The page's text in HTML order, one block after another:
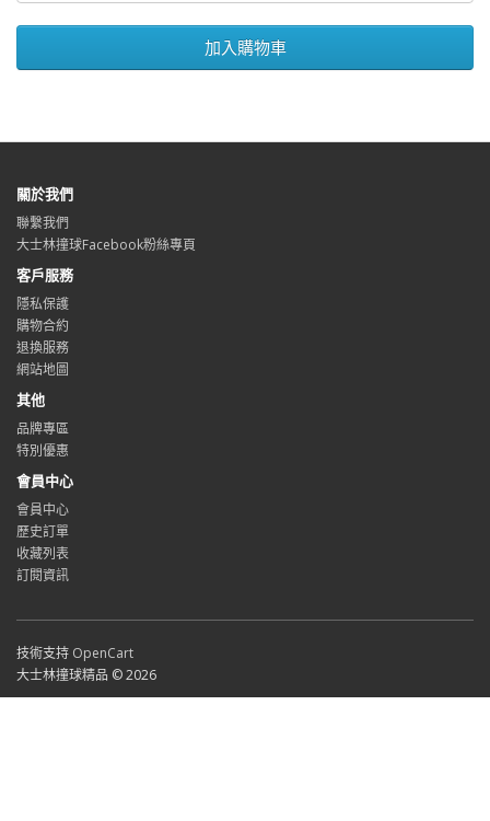
加入購物車
關於我們
聯繫我們
大士林撞球Facebook粉絲專頁
客戶服務
隱私保護
購物合約
退換服務
網站地圖
其他
品牌專區
特別優惠
會員中心
會員中心
歷史訂單
收藏列表
訂閱資訊
技術支持 OpenCart
大士林撞球精品 © 2026